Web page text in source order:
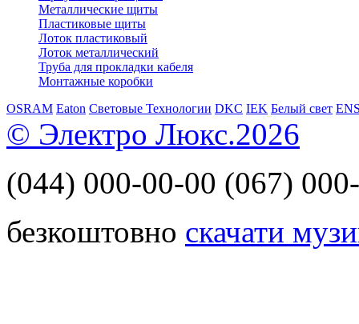
Металлические щиты
Пластиковые щиты
Лоток пластиковый
Лоток металлический
Труба для прокладки кабеля
Монтажные коробки
OSRAM Eaton Световые Технологии DKC IEK Белый свет
© Электро Люкс.2026
(044) 000-00-00 (067)
безкоштовно скачати